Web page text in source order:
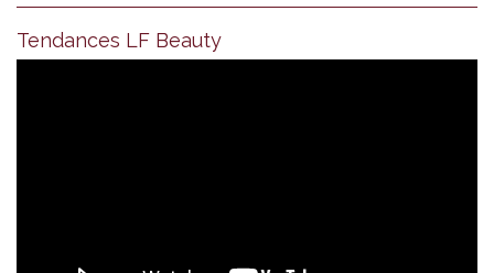
Tendances LF Beauty